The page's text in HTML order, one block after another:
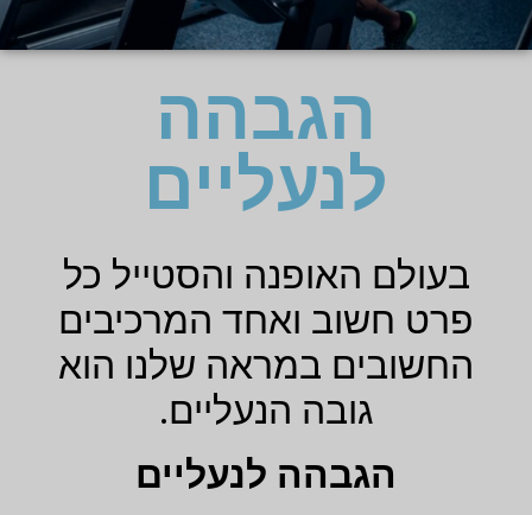
הגבהה
לנעליים
בעולם האופנה והסטייל כל
פרט חשוב ואחד המרכיבים
החשובים במראה שלנו הוא
גובה הנעליים.
הגבהה לנעליים